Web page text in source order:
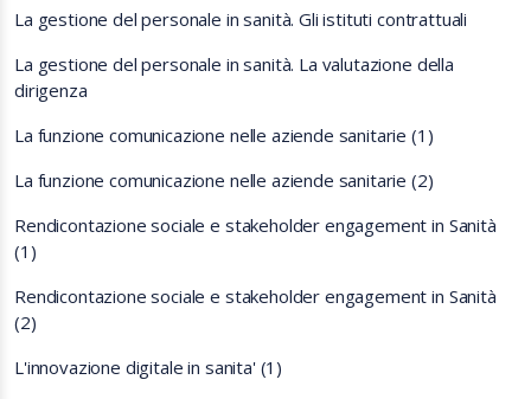
La gestione del personale in sanità. Gli istituti contrattuali
La gestione del personale in sanità. La valutazione della
dirigenza
La funzione comunicazione nelle aziende sanitarie (1)
La funzione comunicazione nelle aziende sanitarie (2)
Rendicontazione sociale e stakeholder engagement in Sanità
(1)
Rendicontazione sociale e stakeholder engagement in Sanità
(2)
L'innovazione digitale in sanita' (1)